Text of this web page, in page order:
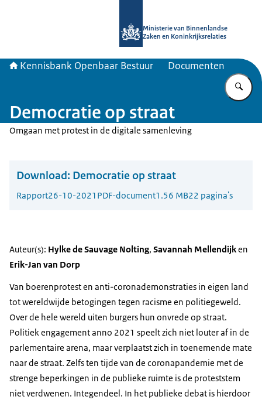
Ministerie van Binnenlandse
Zaken en Koninkrijksrelaties
Kennisbank Openbaar Bestuur Documenten
Democratie op straat
Omgaan met protest in de digitale samenleving
Download: Democratie op straat
Rapport26-10-2021 PDF-document1.56 MB22 pagina's
Auteur(s): Hylke de Sauvage Nolting, Savannah Mellendijken
Erik-Jan van Dorp
Van boerenprotest en anti-coronademonstraties in eigen land
tot wereldwijde betogingen tegen racisme en politiegeweld.
Over de hele wereld uiten burgers hun onvrede op straat.
Politiek engagement anno 2021 speelt zich niet louter af in de
parlementaire arena, maar verplaatst zich in toenemende mate
naar de straat. Zelfs ten tijde van de coronapandemie met de
strenge beperkingen in de publieke ruimte is de proteststem
niet verdwenen. Integendeel. In het publieke debat is hierdoor